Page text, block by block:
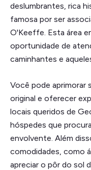
deslumbrantes, rica
famosa por ser
O'Keeffe. Esta área
oportunidade de
caminhantes e
Você pode aprimorar
original e oferecer
locais queridos de
hóspedes que
envolvente. Além
comodidades, como
apreciar o pôr do sol